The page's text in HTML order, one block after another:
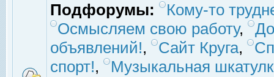
Подфорумы:
Кому-то
Осмысляем свою работу,
объявлений!, Сайт Круга,
спорт!,
Музыкальная